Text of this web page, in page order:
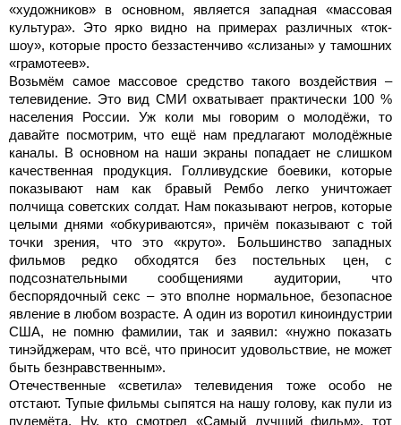
«художников» в основном, является западная «массовая
культура». Это ярко видно на примерах различных «ток-
шоу», которые просто беззастенчиво «слизаны» у тамошних
«грамотеев».
Возьмём самое массовое средство такого воздействия –
телевидение. Это вид СМИ охватывает практически 100 %
населения России. Уж коли мы говорим о молодёжи, то
давайте посмотрим, что ещё нам предлагают молодёжные
каналы. В основном на наши экраны попадает не слишком
качественная продукция. Голливудские боевики, которые
показывают нам как бравый Рембо легко уничтожает
полчища советских солдат. Нам показывают негров, которые
целыми днями «обкуриваются», причём показывают с той
точки зрения, что это «круто». Большинство западных
фильмов редко обходятся без постельных цен, с
подсознательными сообщениями аудитории, что
беспорядочный секс – это вполне нормальное, безопасное
явление в любом возрасте. А один из воротил киноиндустрии
США, не помню фамилии, так и заявил: «нужно показать
тинэйджерам, что всё, что приносит удовольствие, не может
быть безнравственным».
Отечественные «светила» телевидения тоже особо не
отстают. Тупые фильмы сыпятся на нашу голову, как пули из
пулемёта. Ну, кто смотрел «Самый лучший фильм», тот